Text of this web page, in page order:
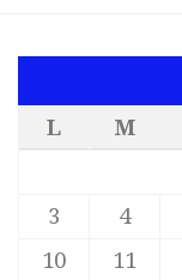
L
M
3
4
10
11